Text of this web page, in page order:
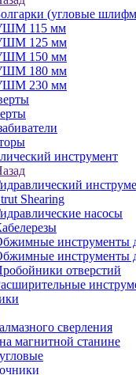
(угловые
115 мм
125 мм
150 мм
180 мм
230 мм
инструмент
Shearing
насосы
инструменты
инструменты
отверстий
сверления
магнитной станине